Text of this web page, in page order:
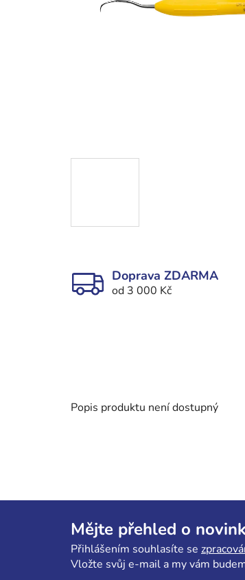
Doprava ZDARMA
od 3 000 Kč
Popis produktu není dostupný
Mějte přehled o
Přihlášením souhlasíte se
Vložte svůj e-mail a my vám